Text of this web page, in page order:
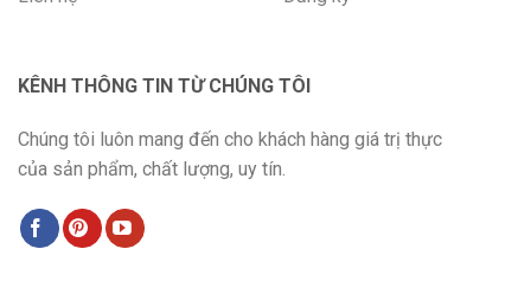
KÊNH THÔNG TIN TỪ CHÚNG TÔI
Chúng tôi luôn mang đến cho khách hàng giá trị thực
của sản phẩm, chất lượng, uy tín.